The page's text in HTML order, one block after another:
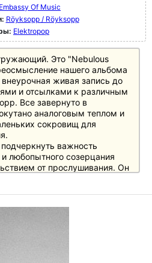
Embassy Of Music
Röyksopp / Röyksopp
Elektropop
Это "Nebulous
нашего альбома
живая запись до
и отсылками к различным
Все завернуто в
аналоговым теплом и
сокровищ для
важность
любопытного созерцания
от прослушивания. Он
мышления.
Эйнштейна: "Самое